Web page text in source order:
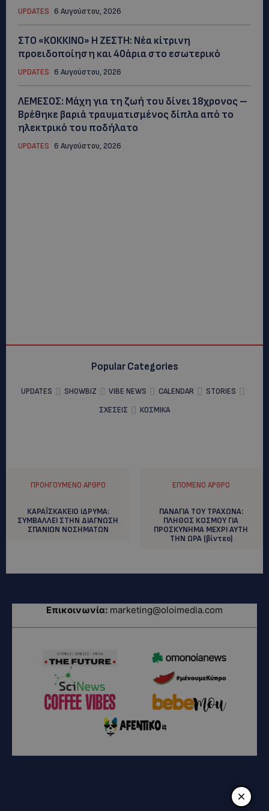
UPDATES 6 Αυγούστου, 2026
ΣΤΟ «ΚΟΚΚΙΝΟ» Η ΖΕΣΤΗ: Νέα κίτρινη
προειδοποίηση και 40άρια στο εσωτερικό
UPDATES 6 Αυγούστου, 2026
ΛΕΜΕΣΟΣ: Μάχη για τη ζωή του δίνει 18χρονος –
Βρέθηκε βαριά τραυματισμένος δίπλα από το
ηλεκτρικό του ποδήλατο
UPDATES 6 Αυγούστου, 2026
Popular Categories
UPDATES SHOWBIZ VIBE NEWS CALENDAR
STORIES
ΣΧΕΣΕΙΣ
ΚΟΣΜΙΚΑ
ΠΡΟΗΓΟΎΜΕΝΟ ΆΡΘΡΟ
ΚΑΡΑΪΣΚΑΚΕΙΟ ΙΔΡΥΜΑ:
ΣΥΜΒΑΛΛΕΙ ΣΤΗΝ ΔΙΑΓΝΩΣΗ
ΣΠΑΝΙΩΝ ΝΟΣΗΜΑΤΩΝ
ΕΠΌΜΕΝΟ ΆΡΘΡΟ
ΠΑΝΑΓΙΑ ΤΟΥ ΤΡΑΧΩΝΑ:
ΠΛΗΘΟΣ ΚΟΣΜΟΥ ΓΙΑ
ΠΡΟΣΚΥΝΗΜΑ ΜΕΧΡΙ ΑΥΤΗ
ΤΗΝ ΩΡΑ (βίντεο)
Επικοινωνία: marketing@oloimedia.com